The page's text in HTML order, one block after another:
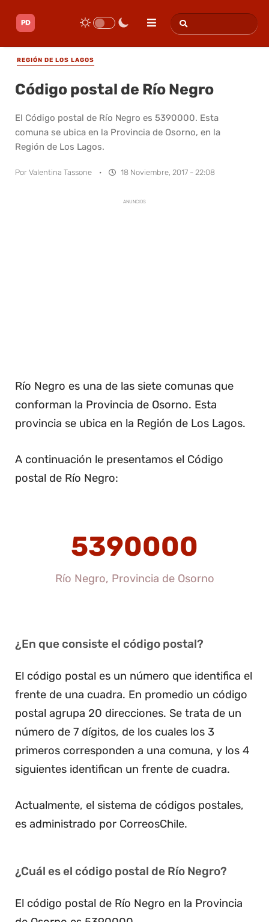
REGIÓN DE LOS LAGOS
Código postal de Río Negro
El Código postal de Río Negro es 5390000. Esta
comuna se ubica en la Provincia de Osorno, en la
Región de Los Lagos.
Por Valentina Tassone · 18 Noviembre, 2017 - 22:08
ANUNCIOS
Río Negro es una de las siete comunas que
conforman la Provincia de Osorno. Esta
provincia se ubica en la Región de Los Lagos.
A continuación le presentamos el Código
postal de Río Negro:
5390000
Río Negro, Provincia de Osorno
¿En que consiste el código postal?
El código postal es un número que identifica el
frente de una cuadra. En promedio un código
postal agrupa 20 direcciones. Se trata de un
número de 7 dígitos, de los cuales los 3
primeros corresponden a una comuna, y los 4
siguientes identifican un frente de cuadra.
Actualmente, el sistema de códigos postales,
es administrado por CorreosChile.
¿Cuál es el código postal de Río Negro?
El código postal de Río Negro en la Provincia